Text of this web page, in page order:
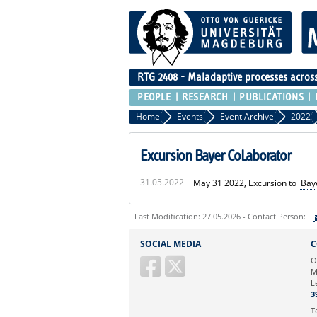
RTG 2408 - Maladaptive processes
PEOPLE RESEARCH PUBLICATIONS
Home Events Event Archive 2022
Excursion Bayer CoLaborator
31.05.2022 - May 31 2022, Excursion to
Last Modification: 27.05.2026 - Contact Person:
Ihre E-Mailadresse:
SOCIAL MEDIA